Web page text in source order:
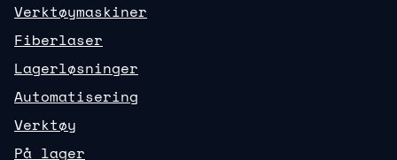
Verktøymaskiner
Fiberlaser
Lagerløsninger
Automatisering
Verktøy
På lager